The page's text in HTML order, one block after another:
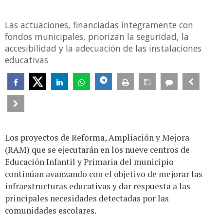
Las actuaciones, financiadas íntegramente con
fondos municipales, priorizan la seguridad, la
accesibilidad y la adecuación de las instalaciones
educativas
Los proyectos de Reforma, Ampliación y Mejora
(RAM) que se ejecutarán en los nueve centros de
Educación Infantil y Primaria del municipio
continúan avanzando con el objetivo de mejorar las
infraestructuras educativas y dar respuesta a las
principales necesidades detectadas por las
comunidades escolares.